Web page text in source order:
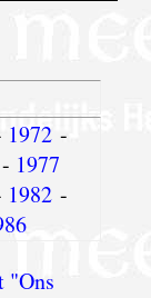
1972-
1977
1982-
"Ons